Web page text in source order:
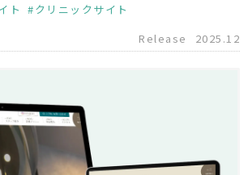
ト
クリニックサイト
Release
2025.12